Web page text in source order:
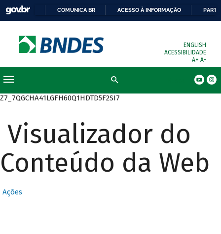
COMUNICA BR ACESSO À INFORMAÇÃO
ENGLISH
ACESSIBILIDADE
A+ A-
Z7_7QGCHA41LGFH60Q1HDTD5F2SI7
Visualizador do
Conteúdo da Web
Ações